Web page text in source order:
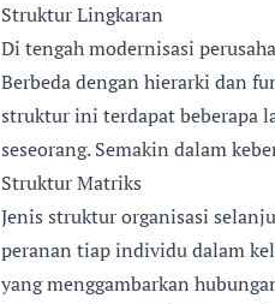
Struktur Lingkaran
Di tengah modernisasi
Berbeda dengan hierarki dan
struktur ini terdapat beberapa
seseorang. Semakin dalam
Struktur Matriks
Jenis struktur organisasi
peranan tiap individu dalam
yang menggambarkan